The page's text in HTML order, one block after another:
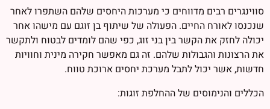
סווינגרים רבים מדווחים כי מערכות היחסים שלהם השתפרו לאחר
שנכנסו לאורח החיים. הפעולה של שיתוף בן זוגם עם מישהו אחר
יכולה לחזק את הקשר בין בני זוג, כפי שהם לומדים לבטוח ולתקשר
את הרצונות והגבולות שלהם. זה גם מאפשר חקירה מינית וחוויות
חדשות, אשר יכול לתבל מערכת יחסים ארוכת טווח.
הכללים והנימוסים של ההחלפת זוגות: